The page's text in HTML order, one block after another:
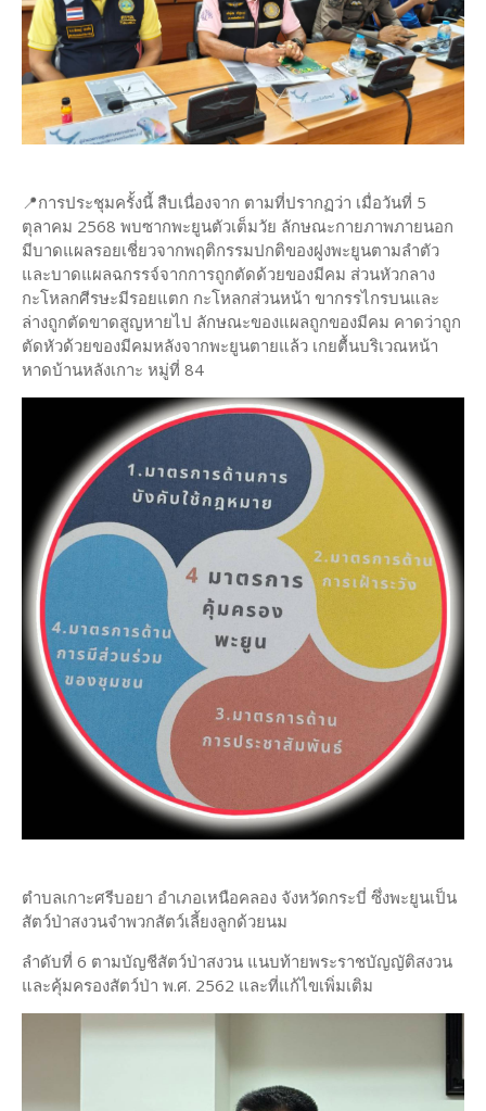
📍การประชุมครั้งนี้ สืบเนื่องจาก ตามที่ปรากฏว่า เมื่อวันที่ 5
ตุลาคม 2568 พบซากพะยูนตัวเต็มวัย ลักษณะกายภาพภายนอก
มีบาดแผลรอยเชี่ยวจากพฤติกรรมปกติของฝูงพะยูนตามลำตัว
และบาดแผลฉกรรจ์จากการถูกตัดด้วยของมีคม ส่วนหัวกลาง
กะโหลกศีรษะมีรอยแตก กะโหลกส่วนหน้า ขากรรไกรบนและ
ล่างถูกตัดขาดสูญหายไป ลักษณะของแผลถูกของมีคม คาดว่าถูก
ตัดหัวด้วยของมีคมหลังจากพะยูนตายแล้ว เกยตื้นบริเวณหน้า
หาดบ้านหลังเกาะ หมู่ที่ 84
ตำบลเกาะศรีบอยา อำเภอเหนือคลอง จังหวัดกระบี่ ซึ่งพะยูนเป็น
สัตว์ป่าสงวนจำพวกสัตว์เลี้ยงลูกด้วยนม
ลำดับที่ 6 ตามบัญชีสัตว์ป่าสงวน แนบท้ายพระราชบัญญัติสงวน
และคุ้มครองสัตว์ป่า พ.ศ. 2562 และที่แก้ไขเพิ่มเติม